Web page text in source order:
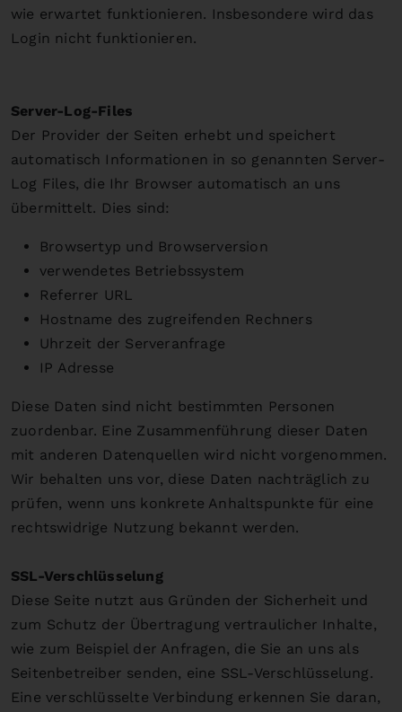
wie erwartet funktionieren. Insbesondere wird das
Login nicht funktionieren.
Server-Log-Files
Der Provider der Seiten erhebt und speichert
automatisch Informationen in so genannten Server-
Log Files, die Ihr Browser automatisch an uns
übermittelt. Dies sind:
Browsertyp und Browserversion
verwendetes Betriebssystem
Referrer URL
Hostname des zugreifenden Rechners
Uhrzeit der Serveranfrage
IP Adresse
Diese Daten sind nicht bestimmten Personen
zuordenbar. Eine Zusammenführung dieser Daten
mit anderen Datenquellen wird nicht vorgenommen.
Wir behalten uns vor, diese Daten nachträglich zu
prüfen, wenn uns konkrete Anhaltspunkte für eine
rechtswidrige Nutzung bekannt werden.
SSL-Verschlüsselung
Diese Seite nutzt aus Gründen der Sicherheit und
zum Schutz der Übertragung vertraulicher Inhalte,
wie zum Beispiel der Anfragen, die Sie an uns als
Seitenbetreiber senden, eine SSL-Verschlüsselung.
Eine verschlüsselte Verbindung erkennen Sie daran,